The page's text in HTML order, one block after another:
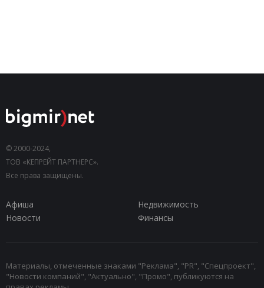
© 2000-2024,
ТОВ «КЕПРЕЙТ ПАРТНЕРС».
Все права защищены.
Афиша
Недвижимость
Новости
Финансы
Материалы, отмеченные знаками "Реклама", "PR", "Спецпроект",
"Новости компаний", "Актуально", "Промо", публикуются на